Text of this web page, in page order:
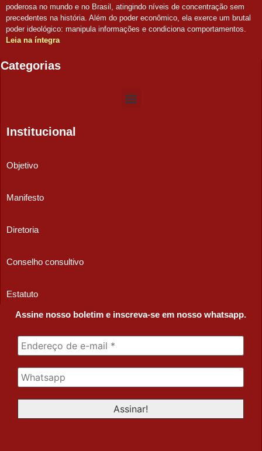
poderosa no mundo e no Brasil, atingindo níveis de concentração sem
precedentes na história. Além do poder econômico, ela exerce um brutal
poder ideológico: manipula informações e condiciona comportamentos.
Leia na íntegra
Categorias
Institucional
Objetivo
Manifesto
Diretoria
Conselho consultivo
Estatuto
Assine nosso boletim e inscreva-se em nosso whatsapp.